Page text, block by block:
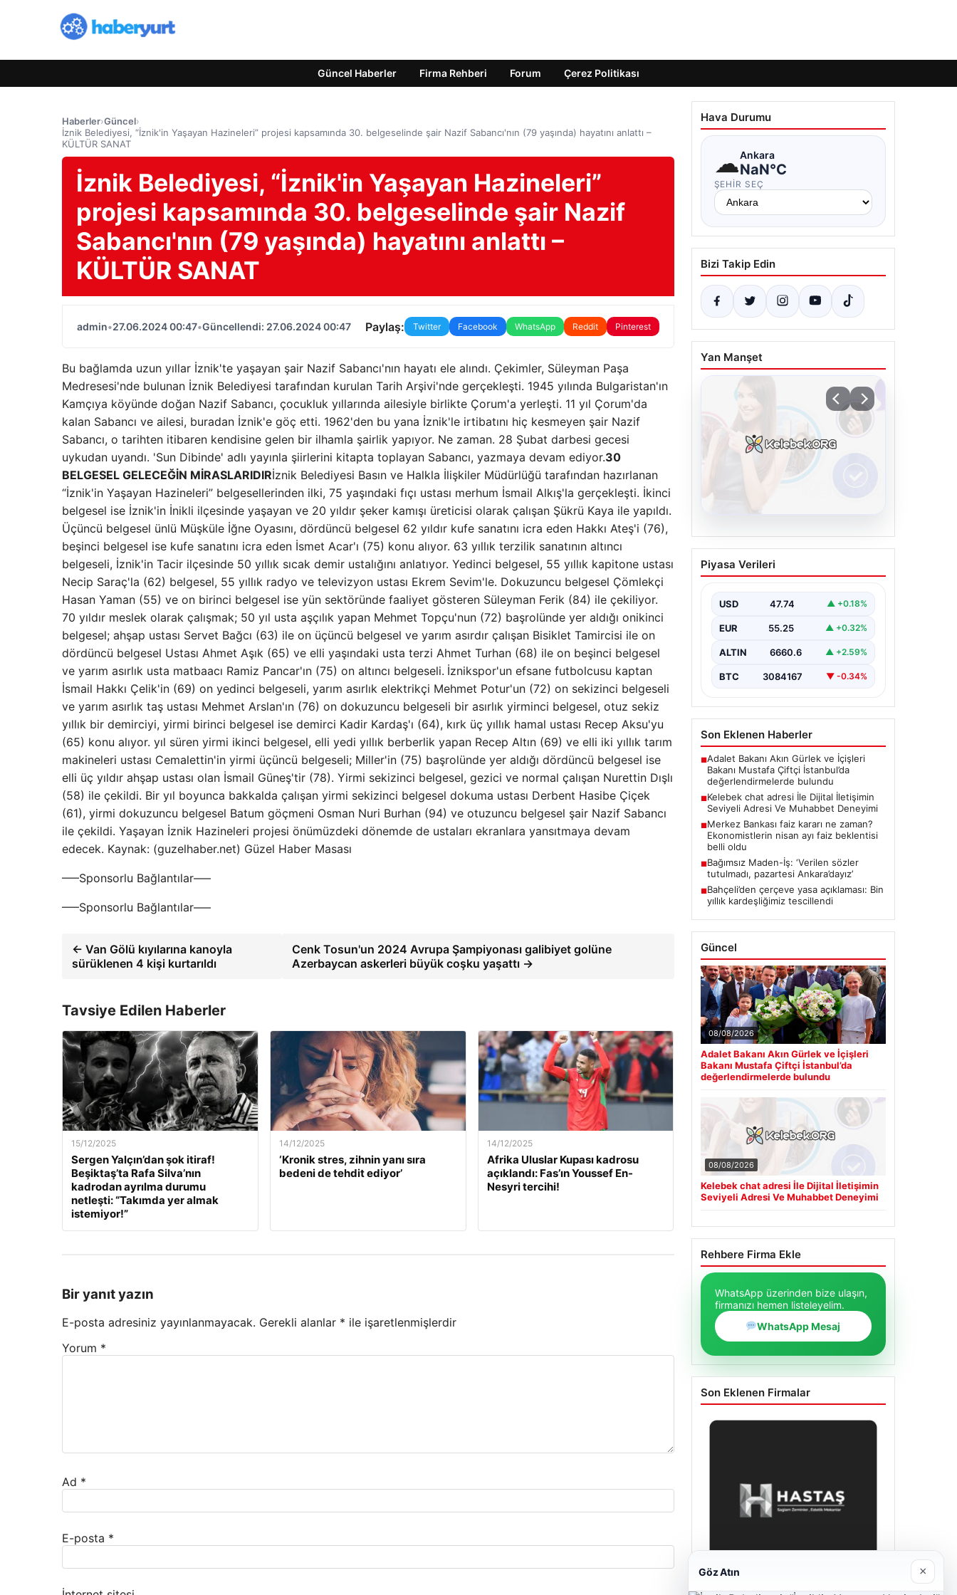
Güncel Haberler Firma Rehberi Forum Çerez Politikası
Haberler›Güncel›
İznik Belediyesi, “İznik'in Yaşayan Hazineleri” projesi kapsamında 30. belgeselinde şair Nazif Sabancı'nın (79 yaşında) hayatını anlattı –
KÜLTÜR SANAT
İznik Belediyesi, “İznik'in Yaşayan Hazineleri”
projesi kapsamında 30. belgeselinde şair Nazif
Sabancı'nın (79 yaşında) hayatını anlattı –
KÜLTÜR SANAT
admin•27.06.2024 00:47•Güncellendi: 27.06.2024 00:47 Paylaş: Twitter Facebook WhatsApp Reddit Pinterest
Bu bağlamda uzun yıllar İznik'te yaşayan şair Nazif Sabancı'nın hayatı ele alındı. Çekimler, Süleyman Paşa
Medresesi'nde bulunan İznik Belediyesi tarafından kurulan Tarih Arşivi'nde gerçekleşti. 1945 yılında Bulgaristan'ın
Kamçıya köyünde doğan Nazif Sabancı, çocukluk yıllarında ailesiyle birlikte Çorum'a yerleşti. 11 yıl Çorum'da
kalan Sabancı ve ailesi, buradan İznik'e göç etti. 1962'den bu yana İznik'le irtibatını hiç kesmeyen şair Nazif
Sabancı, o tarihten itibaren kendisine gelen bir ilhamla şairlik yapıyor. Ne zaman. 28 Şubat darbesi gecesi
uykudan uyandı. 'Sun Dibinde' adlı yayınla şiirlerini kitapta toplayan Sabancı, yazmaya devam ediyor.30
BELGESEL GELECEĞİN MİRASLARIDIRİznik Belediyesi Basın ve Halkla İlişkiler Müdürlüğü tarafından hazırlanan
“İznik'in Yaşayan Hazineleri” belgesellerinden ilki, 75 yaşındaki fıçı ustası merhum İsmail Alkış'la gerçekleşti. İkinci
belgesel ise İznik'in İnikli ilçesinde yaşayan ve 20 yıldır şeker kamışı üreticisi olarak çalışan Şükrü Kaya ile yapıldı.
Üçüncü belgesel ünlü Müşküle İğne Oyasını, dördüncü belgesel 62 yıldır kufe sanatını icra eden Hakkı Ateş'i (76),
beşinci belgesel ise kufe sanatını icra eden İsmet Acar'ı (75) konu alıyor. 63 yıllık terzilik sanatının altıncı
belgeseli, İznik'in Tacir ilçesinde 50 yıllık sıcak demir ustalığını anlatıyor. Yedinci belgesel, 55 yıllık kapitone ustası
Necip Saraç'la (62) belgesel, 55 yıllık radyo ve televizyon ustası Ekrem Sevim'le. Dokuzuncu belgesel Çömlekçi
Hasan Yaman (55) ve on birinci belgesel ise yün sektöründe faaliyet gösteren Süleyman Ferik (84) ile çekiliyor.
70 yıldır meslek olarak çalışmak; 50 yıl usta aşçılık yapan Mehmet Topçu'nun (72) başrolünde yer aldığı onikinci
belgesel; ahşap ustası Servet Bağcı (63) ile on üçüncü belgesel ve yarım asırdır çalışan Bisiklet Tamircisi ile on
dördüncü belgesel Ustası Ahmet Aşık (65) ve elli yaşındaki usta terzi Ahmet Turhan (68) ile on beşinci belgesel
ve yarım asırlık usta matbaacı Ramiz Pancar'ın (75) on altıncı belgeseli. İznikspor'un efsane futbolcusu kaptan
İsmail Hakkı Çelik'in (69) on yedinci belgeseli, yarım asırlık elektrikçi Mehmet Potur'un (72) on sekizinci belgeseli
ve yarım asırlık taş ustası Mehmet Arslan'ın (76) on dokuzuncu belgeseli bir asırlık yirminci belgesel, otuz sekiz
yıllık bir demirciyi, yirmi birinci belgesel ise demirci Kadir Kardaş'ı (64), kırk üç yıllık hamal ustası Recep Aksu'yu
(65) konu alıyor. yıl süren yirmi ikinci belgesel, elli yedi yıllık berberlik yapan Recep Altın (69) ve elli iki yıllık tarım
makineleri ustası Cemalettin'in yirmi üçüncü belgeseli; Miller'in (75) başrolünde yer aldığı dördüncü belgesel ise
elli üç yıldır ahşap ustası olan İsmail Güneş'tir (78). Yirmi sekizinci belgesel, gezici ve normal çalışan Nurettin Dışlı
(58) ile çekildi. Bir yıl boyunca bakkalda çalışan yirmi sekizinci belgesel dokuma ustası Derbent Hasibe Çiçek
(61), yirmi dokuzuncu belgesel Batum göçmeni Osman Nuri Burhan (94) ve otuzuncu belgesel şair Nazif Sabancı
ile çekildi. Yaşayan İznik Hazineleri projesi önümüzdeki dönemde de ustaları ekranlara yansıtmaya devam
edecek. Kaynak: (guzelhaber.net) Güzel Haber Masası
—–Sponsorlu Bağlantılar—–
—–Sponsorlu Bağlantılar—–
← Van Gölü kıyılarına kanoyla
sürüklenen 4 kişi kurtarıldı
Cenk Tosun'un 2024 Avrupa Şampiyonası galibiyet golüne
Azerbaycan askerleri büyük coşku yaşattı →
Tavsiye Edilen Haberler
15/12/2025
Sergen Yalçın’dan şok itiraf!
Beşiktaş’ta Rafa Silva’nın
kadrodan ayrılma durumu
netleşti: “Takımda yer almak
istemiyor!”
14/12/2025
‘Kronik stres, zihnin yanı sıra
bedeni de tehdit ediyor’
14/12/2025
Afrika Uluslar Kupası kadrosu
açıklandı: Fas’ın Youssef En-
Nesyri tercihi!
Bir yanıt yazın
E-posta adresiniz yayınlanmayacak. Gerekli alanlar * ile işaretlenmişlerdir
Yorum *
Ad *
E-posta *
Hava Durumu
☁Ankara
NaN°C
ŞEHIR SEÇ
Bizi Takip Edin
Yan Manşet
Kelebek chat adresi İle
Dijital İletişimin Seviyeli
Deneyimi
Sanal çağında bireylerin seviyeli
bir biçimde irtibat oluşturması
Günümüzde çeşitli…
Piyasa Verileri
USD 47.74 ▲ +0.18%
EUR 55.25 ▲ +0.32%
ALTIN 6660.6 ▲ +2.59%
BTC 3084167 ▼ -0.34%
Son Eklenen Haberler
■Adalet Bakanı Akın Gürlek ve İçişleri
Bakanı Mustafa Çiftçi İstanbul’da
değerlendirmelerde bulundu
■Kelebek chat adresi İle Dijital İletişimin
Seviyeli Adresi Ve Muhabbet Deneyimi
■Merkez Bankası faiz kararı ne zaman?
Ekonomistlerin nisan ayı faiz beklentisi
belli oldu
■Bağımsız Maden-İş: ‘Verilen sözler
tutulmadı, pazartesi Ankara’dayız’
■Bahçeli’den çerçeve yasa açıklaması: Bin
yıllık kardeşliğimiz tescillendi
Güncel
08/08/2026
Adalet Bakanı Akın Gürlek ve İçişleri
Bakanı Mustafa Çiftçi İstanbul’da
değerlendirmelerde bulundu
08/08/2026
Kelebek chat adresi İle Dijital İletişimin
Seviyeli Adresi Ve Muhabbet Deneyimi
Rehbere Firma Ekle
WhatsApp üzerinden bize ulaşın,
firmanızı hemen listeleyelim.
WhatsApp Mesaj
Son Eklenen Firmalar
Göz Atın ×